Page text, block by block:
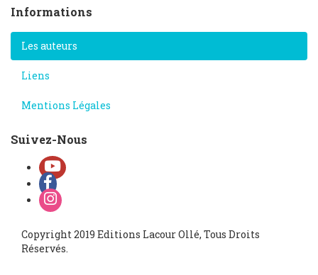
Informations
Les auteurs
Liens
Mentions Légales
Suivez-Nous
Copyright 2019 Editions Lacour Ollé, Tous Droits
Réservés.